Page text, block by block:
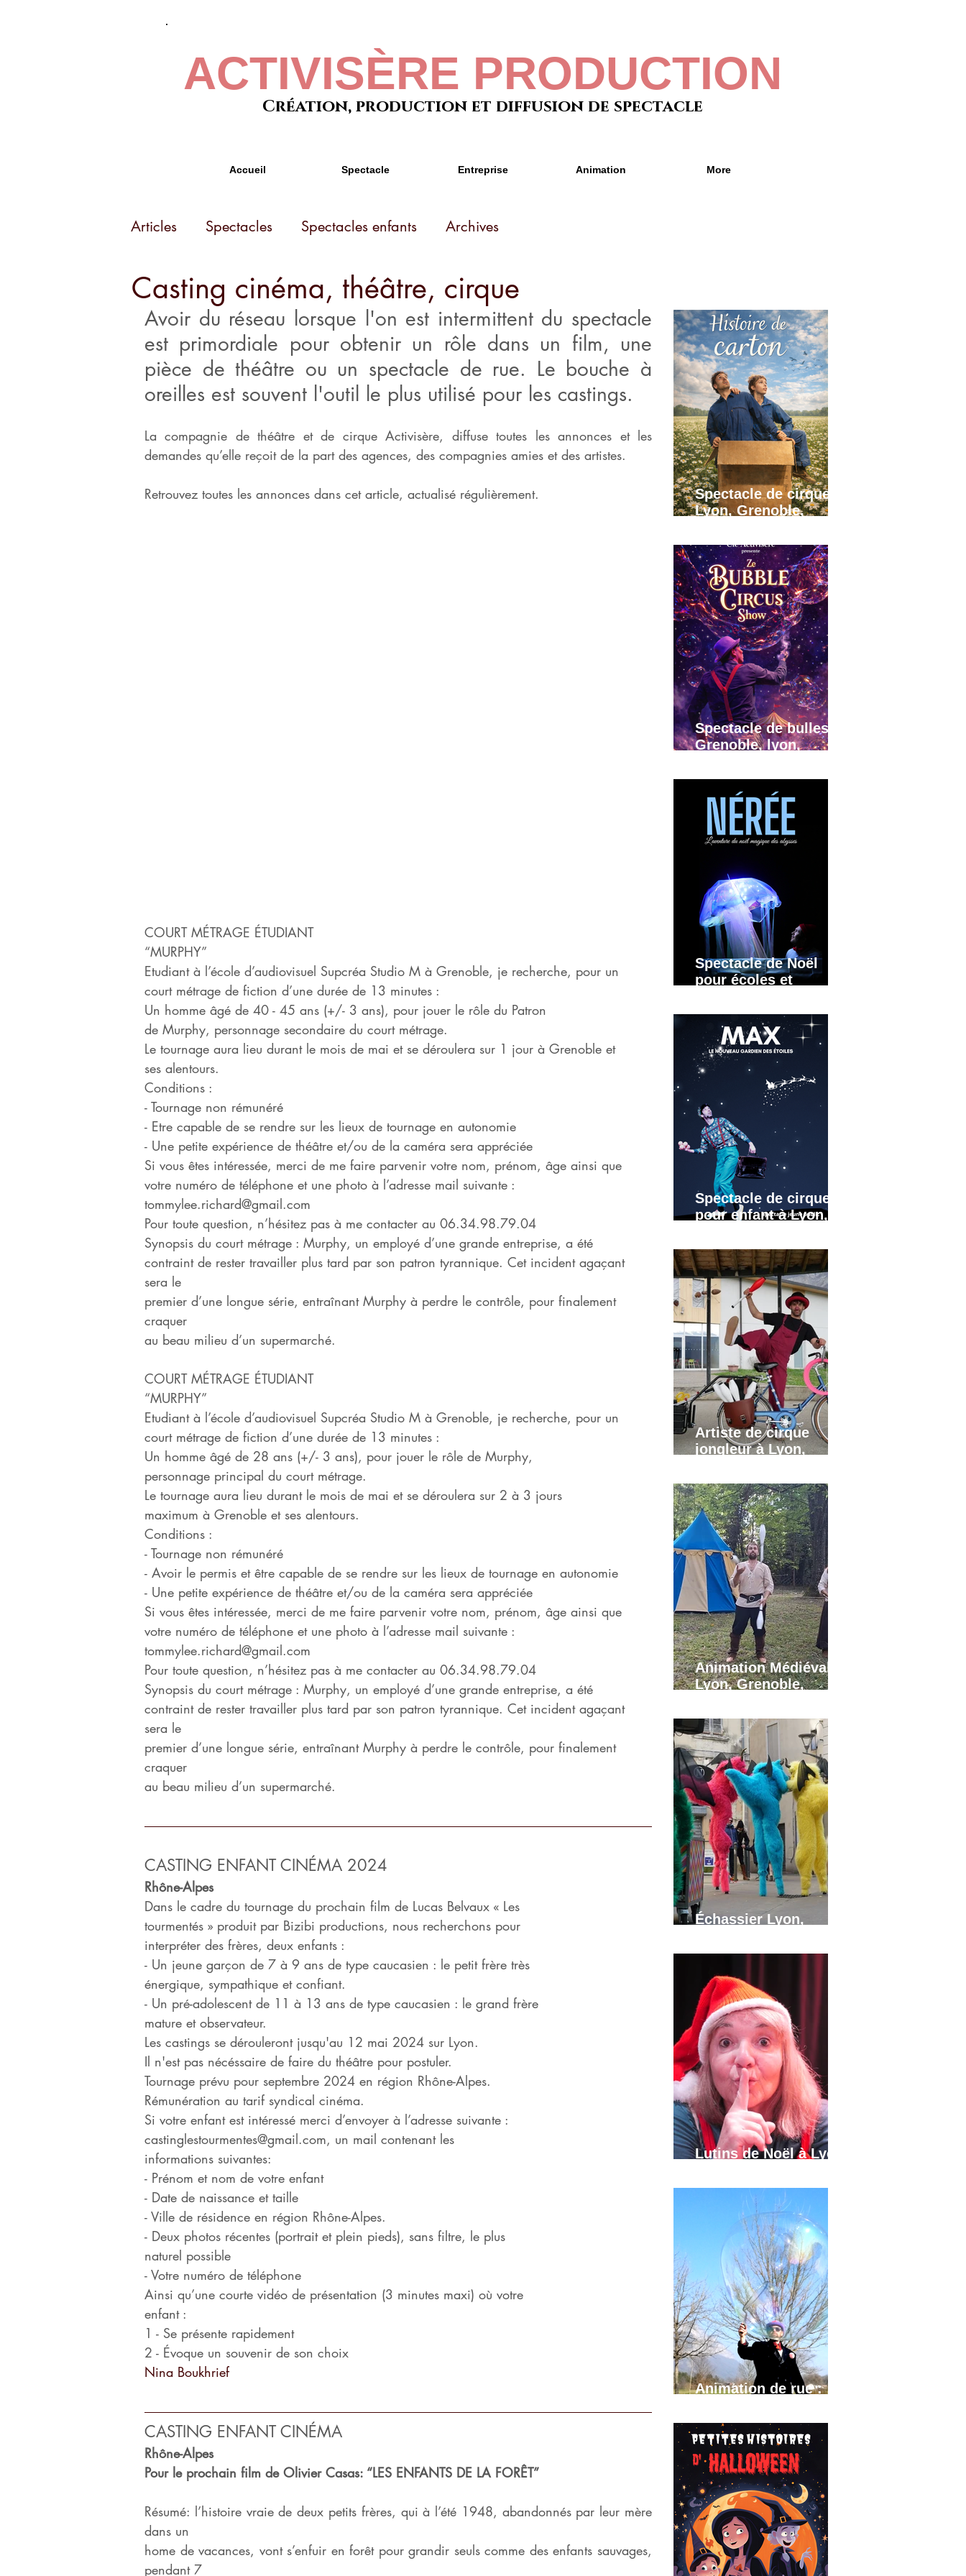
ACTIVISÈRE PRODUCTION
Création, production et diffusion de spectacle
Accueil Spectacle Entreprise Animation More
Articles Spectacles Spectacles enfants Archives
Casting cinéma, théâtre, cirque
Avoir du réseau lorsque l'on est intermittent du spectacle
est primordiale pour obtenir un rôle dans un film, une
pièce de théâtre ou un spectacle de rue. Le bouche à
oreilles est souvent l'outil le plus utilisé pour les castings.
La compagnie de théâtre et de cirque Activisère, diffuse toutes les annonces et les
demandes qu’elle reçoit de la part des agences, des compagnies amies et des artistes.
Retrouvez toutes les annonces dans cet article, actualisé régulièrement.
COURT MÉTRAGE ÉTUDIANT
“MURPHY”
Etudiant à l’école d’audiovisuel Supcréa Studio M à Grenoble, je recherche, pour un
court métrage de fiction d’une durée de 13 minutes :
Un homme âgé de 40 - 45 ans (+/- 3 ans), pour jouer le rôle du Patron
de Murphy, personnage secondaire du court métrage.
Le tournage aura lieu durant le mois de mai et se déroulera sur 1 jour à Grenoble et
ses alentours.
Conditions :
- Tournage non rémunéré
- Etre capable de se rendre sur les lieux de tournage en autonomie
- Une petite expérience de théâtre et/ou de la caméra sera appréciée
Si vous êtes intéressée, merci de me faire parvenir votre nom, prénom, âge ainsi que
votre numéro de téléphone et une photo à l’adresse mail suivante :
tommylee.richard@gmail.com
Pour toute question, n’hésitez pas à me contacter au 06.34.98.79.04
Synopsis du court métrage : Murphy, un employé d’une grande entreprise, a été
contraint de rester travailler plus tard par son patron tyrannique. Cet incident agaçant
sera le
premier d’une longue série, entraînant Murphy à perdre le contrôle, pour finalement
craquer
au beau milieu d’un supermarché.
COURT MÉTRAGE ÉTUDIANT
“MURPHY”
Etudiant à l’école d’audiovisuel Supcréa Studio M à Grenoble, je recherche, pour un
court métrage de fiction d’une durée de 13 minutes :
Un homme âgé de 28 ans (+/- 3 ans), pour jouer le rôle de Murphy,
personnage principal du court métrage.
Le tournage aura lieu durant le mois de mai et se déroulera sur 2 à 3 jours
maximum à Grenoble et ses alentours.
Conditions :
- Tournage non rémunéré
- Avoir le permis et être capable de se rendre sur les lieux de tournage en autonomie
- Une petite expérience de théâtre et/ou de la caméra sera appréciée
Si vous êtes intéressée, merci de me faire parvenir votre nom, prénom, âge ainsi que
votre numéro de téléphone et une photo à l’adresse mail suivante :
tommylee.richard@gmail.com
Pour toute question, n’hésitez pas à me contacter au 06.34.98.79.04
Synopsis du court métrage : Murphy, un employé d’une grande entreprise, a été
contraint de rester travailler plus tard par son patron tyrannique. Cet incident agaçant
sera le
premier d’une longue série, entraînant Murphy à perdre le contrôle, pour finalement
craquer
au beau milieu d’un supermarché.
CASTING ENFANT CINÉMA 2024
Rhône-Alpes
Dans le cadre du tournage du prochain film de Lucas Belvaux « Les
tourmentés » produit par Bizibi productions, nous recherchons pour
interpréter des frères, deux enfants :
- Un jeune garçon de 7 à 9 ans de type caucasien : le petit frère très
énergique, sympathique et confiant.
- Un pré-adolescent de 11 à 13 ans de type caucasien : le grand frère
mature et observateur.
Les castings se dérouleront jusqu'au 12 mai 2024 sur Lyon.
Il n'est pas nécéssaire de faire du théâtre pour postuler.
Tournage prévu pour septembre 2024 en région Rhône-Alpes.
Rémunération au tarif syndical cinéma.
Si votre enfant est intéressé merci d’envoyer à l’adresse suivante :
castinglestourmentes@gmail.com, un mail contenant les
informations suivantes:
- Prénom et nom de votre enfant
- Date de naissance et taille
- Ville de résidence en région Rhône-Alpes.
- Deux photos récentes (portrait et plein pieds), sans filtre, le plus
naturel possible
- Votre numéro de téléphone
Ainsi qu’une courte vidéo de présentation (3 minutes maxi) où votre
enfant :
1 - Se présente rapidement
2 - Évoque un souvenir de son choix
Nina Boukhrief
CASTING ENFANT CINÉMA
Rhône-Alpes
Pour le prochain film de Olivier Casas: “LES ENFANTS DE LA FORÊT”
Résumé: l’histoire vraie de deux petits frères, qui à l’été 1948, abandonnés par leur mère
dans un
home de vacances, vont s’enfuir en forêt pour grandir seuls comme des enfants sauvages,
pendant 7
Spectacle de cirque
Lyon, Grenoble,
Spectacle de bulles,
Grenoble, lyon,
Rhône-Alpes
Spectacle de Noël
pour écoles et
Lyon, Annecy. Rhône-
Alpes
Spectacle de cirque
pour enfant à Lyon,
Annecy, Annemasse.
Artiste de cirque
jongleur à Lyon,
Valence, Annemasse.
Animation Médiévale
Lyon, Grenoble,
Échassier Lyon,
Lutins de Noël à Lyon,
Animation de rue :